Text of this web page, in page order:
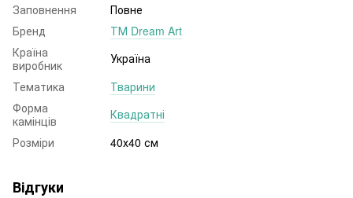
Заповнення
Повне
Бренд
ТМ Dream Art
Країна
виробник
Україна
Тематика
Тварини
Форма
камінців
Квадратні
Розміри
40х40 см
Відгуки